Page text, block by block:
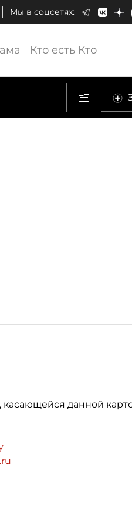
Мы в соцсетях:
Кто есть Кто
данной